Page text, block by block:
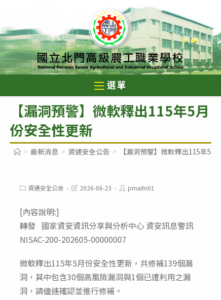
至
主
要
內
選單
【漏洞預警】微軟釋出115年5月
份安全性更新
> 最新消息 > 資通安全公告 > 【漏洞預警】微軟釋出115年5
Post資通安全公告
Post2026-06-23
Post
author:
pmaitn01
[內容說明:]
轉發 國家資安資訊分享與分析中心 資安訊息警訊
NISAC-200-202605-00000007
微軟釋出115年5月份安全性更新，共修補139個漏
洞，其中包含30個高風險漏洞與1個已遭利用之漏
洞，請儘速確認並進行修補。